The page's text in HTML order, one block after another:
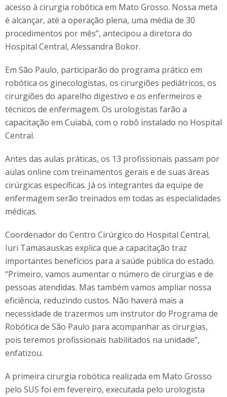
acesso à cirurgia robótica em Mato Grosso. Nossa meta
é alcançar, até a operação plena, uma média de 30
procedimentos por mês”, antecipou a diretora do
Hospital Central, Alessandra Bokor.
Em São Paulo, participarão do programa prático em
robótica os ginecologistas, os cirurgiões pediátricos, os
cirurgiões do aparelho digestivo e os enfermeiros e
técnicos de enfermagem. Os urologistas farão a
capacitação em Cuiabá, com o robô instalado no Hospital
Central.
Antes das aulas práticas, os 13 profissionais passam por
aulas online com treinamentos gerais e de suas áreas
cirúrgicas específicas. Já os integrantes da equipe de
enfermagem serão treinados em todas as especialidades
médicas.
Coordenador do Centro Cirúrgico do Hospital Central,
Iuri Tamasauskas explica que a capacitação traz
importantes benefícios para a saúde pública do estado.
“Primeiro, vamos aumentar o número de cirurgias e de
pessoas atendidas. Mas também vamos ampliar nossa
eficiência, reduzindo custos. Não haverá mais a
necessidade de trazermos um instrutor do Programa de
Robótica de São Paulo para acompanhar as cirurgias,
pois teremos profissionais habilitados na unidade”,
enfatizou.
A primeira cirurgia robótica realizada em Mato Grosso
pelo SUS foi em fevereiro, executada pelo urologista